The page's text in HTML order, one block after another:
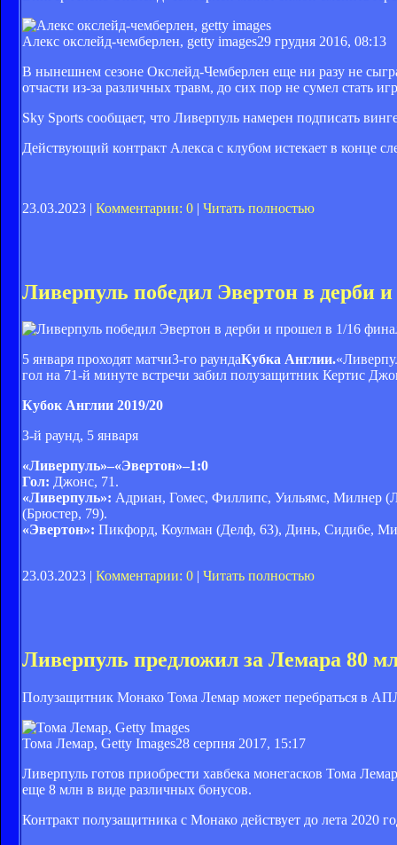
Алекс окслейд-чемберлен, getty images29 грудня 2016, 08:13
В нынешнем сезоне Окслейд-Чемберлен еще ни разу не
отчасти из-за различных травм, до сих пор не сумел стать
Sky Sports сообщает, что Ливерпуль намерен подписать
Действующий контракт Алекса с клубом истекает в конце
23.03.2023 | Комментарии: 0 | Читать полностью
Ливерпуль победил Эвертон в дерби
5 января проходят матчи3-го раундаКубка Англии.
гол на 71-й минуте встречи забил полузащитник Кертис
Кубок Англии 2019/20
3-й раунд, 5 января
«Ливерпуль»–«Эвертон»–1:0
Гол: Джонс, 71.
«Ливерпуль»: Адриан, Гомес, Филлипс, Уильямс, Милнер
(Брюстер, 79).
«Эвертон»: Пикфорд, Коулман (Делф, 63), Динь, Сидибе,
23.03.2023 | Комментарии: 0 Читать полностью
Ливерпуль предложил за Лемара 80
Полузащитник Монако Тома Лемар может перебраться в
Тома Лемар, Getty Images28 серпня 2017, 15:17
Ливерпуль готов приобрести хавбека монегасков Тома
еще 8 млн в виде различных бонусов.
Контракт полузащитника с Монако действует до лета 2020